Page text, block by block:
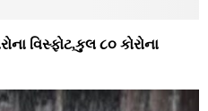
વિસ્ફોટ,કુલ ૮૦ કોરોના